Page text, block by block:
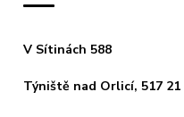
V Sítinách 588
Týniště nad Orlicí, 517 21